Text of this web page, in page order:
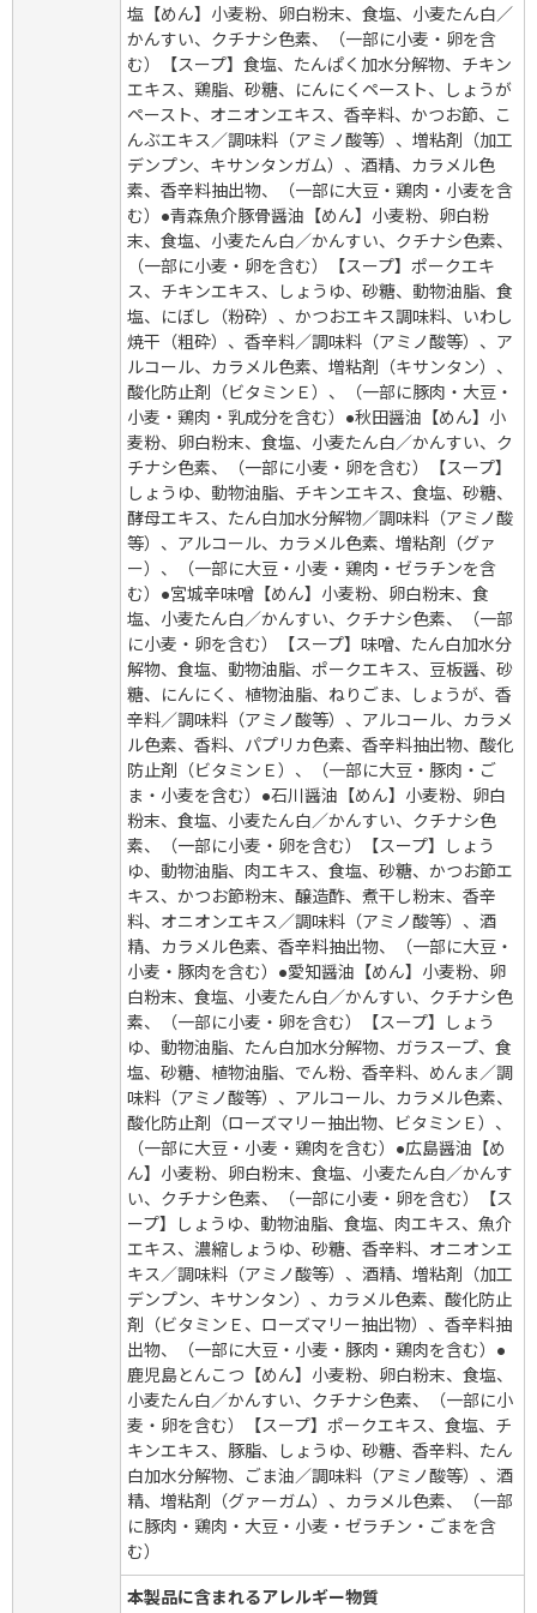
塩【めん】小麦粉、卵白粉末、食塩、小麦たん白／
かんすい、クチナシ色素、（一部に小麦・卵を含
む）【スープ】食塩、たんぱく加水分解物、チキン
エキス、鶏脂、砂糖、にんにくペースト、しょうが
ペースト、オニオンエキス、香辛料、かつお節、こ
んぶエキス／調味料（アミノ酸等）、増粘剤（加工
デンプン、キサンタンガム）、酒精、カラメル色
素、香辛料抽出物、（一部に大豆・鶏肉・小麦を含
む）●青森魚介豚骨醤油【めん】小麦粉、卵白粉
末、食塩、小麦たん白／かんすい、クチナシ色素、
（一部に小麦・卵を含む）【スープ】ポークエキ
ス、チキンエキス、しょうゆ、砂糖、動物油脂、食
塩、にぼし（粉砕）、かつおエキス調味料、いわし
焼干（粗砕）、香辛料／調味料（アミノ酸等）、ア
ルコール、カラメル色素、増粘剤（キサンタン）、
酸化防止剤（ビタミンＥ）、（一部に豚肉・大豆・
小麦・鶏肉・乳成分を含む）●秋田醤油【めん】小
麦粉、卵白粉末、食塩、小麦たん白／かんすい、ク
チナシ色素、（一部に小麦・卵を含む）【スープ】
しょうゆ、動物油脂、チキンエキス、食塩、砂糖、
酵母エキス、たん白加水分解物／調味料（アミノ酸
等）、アルコール、カラメル色素、増粘剤（グァ
ー）、（一部に大豆・小麦・鶏肉・ゼラチンを含
む）●宮城辛味噌【めん】小麦粉、卵白粉末、食
塩、小麦たん白／かんすい、クチナシ色素、（一部
に小麦・卵を含む）【スープ】味噌、たん白加水分
解物、食塩、動物油脂、ポークエキス、豆板醤、砂
糖、にんにく、植物油脂、ねりごま、しょうが、香
辛料／調味料（アミノ酸等）、アルコール、カラメ
ル色素、香料、パプリカ色素、香辛料抽出物、酸化
防止剤（ビタミンＥ）、（一部に大豆・豚肉・ご
ま・小麦を含む）●石川醤油【めん】小麦粉、卵白
粉末、食塩、小麦たん白／かんすい、クチナシ色
素、（一部に小麦・卵を含む）【スープ】しょう
ゆ、動物油脂、肉エキス、食塩、砂糖、かつお節エ
キス、かつお節粉末、醸造酢、煮干し粉末、香辛
料、オニオンエキス／調味料（アミノ酸等）、酒
精、カラメル色素、香辛料抽出物、（一部に大豆・
小麦・豚肉を含む）●愛知醤油【めん】小麦粉、卵
白粉末、食塩、小麦たん白／かんすい、クチナシ色
素、（一部に小麦・卵を含む）【スープ】しょう
ゆ、動物油脂、たん白加水分解物、ガラスープ、食
塩、砂糖、植物油脂、でん粉、香辛料、めんま／調
味料（アミノ酸等）、アルコール、カラメル色素、
酸化防止剤（ローズマリー抽出物、ビタミンＥ）、
（一部に大豆・小麦・鶏肉を含む）●広島醤油【め
ん】小麦粉、卵白粉末、食塩、小麦たん白／かんす
い、クチナシ色素、（一部に小麦・卵を含む）【ス
ープ】しょうゆ、動物油脂、食塩、肉エキス、魚介
エキス、濃縮しょうゆ、砂糖、香辛料、オニオンエ
キス／調味料（アミノ酸等）、酒精、増粘剤（加工
デンプン、キサンタン）、カラメル色素、酸化防止
剤（ビタミンＥ、ローズマリー抽出物）、香辛料抽
出物、（一部に大豆・小麦・豚肉・鶏肉を含む）●
鹿児島とんこつ【めん】小麦粉、卵白粉末、食塩、
小麦たん白／かんすい、クチナシ色素、（一部に小
麦・卵を含む）【スープ】ポークエキス、食塩、チ
キンエキス、豚脂、しょうゆ、砂糖、香辛料、たん
白加水分解物、ごま油／調味料（アミノ酸等）、酒
精、増粘剤（グァーガム）、カラメル色素、（一部
に豚肉・鶏肉・大豆・小麦・ゼラチン・ごまを含
む）
本製品に含まれるアレルギー物質